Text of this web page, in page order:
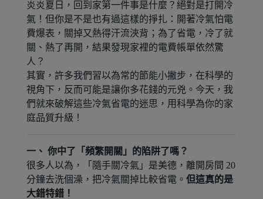
炎炎夏日，回到家第一件事是什麼？絕對是打開冷
氣！但你是不是也有過這樣的掙扎：開著冷氣怕電
費爆表，關掉又熱得汗流浹背；為了省電，冷了就
關、熱了再開，結果發現家裡的電費帳單依然驚
人？
其實，許多我們習以為常的節能小撇步，在科學的
視角下，反而可能是讓你多花錢的元兇。今天，我
們就來破解這些冷氣省電的迷思，用科學為你的家
庭品質升級！
一、 你中了「頻繁開關」的陷阱了嗎？
很多人以為，「隨手關冷氣」是美德，離開房間 20
分鐘去洗個澡，把冷氣關掉比較省電。 但這真的是
大錯特錯！